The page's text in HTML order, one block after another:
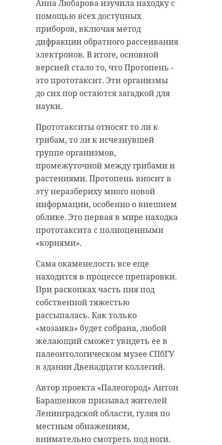
Анна Любарова изучила находку с
помощью всех доступных
приборов, включая метод
дифракции обратного рассеивания
электронов. В итоге, основной
версией стало то, что Протопень -
это прототаксит. Эти организмы
до сих пор остаются загадкой для
науки.
Прототакситы относят то ли к
грибам, то ли к исчезнувшей
группе организмов,
промежуточной между грибами и
растениями. Протопень вносит в
эту неразбериху много новой
информации, особенно о внешнем
облике. Это первая в мире находка
прототаксита с полноценными
«корнями».
Сама окаменелость все еще
находится в процессе препаровки.
При раскопках часть пня под
собственной тяжестью
рассыпалась. Как только
«мозаика» будет собрана, любой
желающий сможет увидеть ее в
палеонтологическом музее СПбГУ
в здании Двенадцати коллегий.
Автор проекта «Палеогород» Антон
Барашенков призывал жителей
Ленинградской области, гуляя по
местным обнажениям,
внимательно смотреть под ноги.
Марина Сметанкина, обрезка лип
проводится ежегодно. Раньше она
больше походила на санитарную,
а в этом году стала формовочной.
При формовочной обрезке
деревьев в аллейной посадке
необходим контроль за высотой,
размером и формой кроны.
«Сейчас мы придаем им
единообразный вид. Это
подчеркнет перспективу и
завершит композицию
регулярной части парка во
входной зоне», - резюмировала
Марина Сметанкина.
Отметим, посадка липовой аллеи
в Монрепо была проведена в 2018
году. За восемь лет деревья
прижились и выросли.
Отрадное» Михаил Иванов,
сотрудники местной
администрации и администрации
Кировского района. Слова
соболезнования передал
губернатор Александр Дрозденко.
Собравшиеся вспоминали
Александра Анатольевича как
мужественного и ответственного
человека, настоящего патриота
своей страны. Его отличали сила
духа, верность долгу и готовность
защищать Родину.
Как сообщили в администрации
МО «Город Отрадное», героя
похоронили на кладбище в
Арбузово.